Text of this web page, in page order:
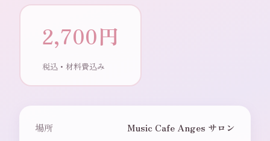
2,700円
税込・材料費込み
場所 Music Cafe Anges サロン